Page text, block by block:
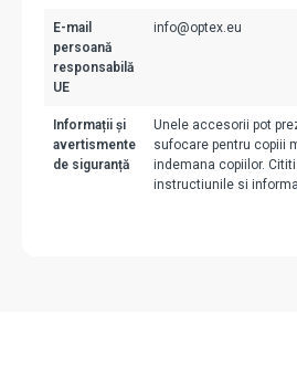
E-mail
persoană
responsabilă
UE
info@optex.eu
Informații și
avertismente
de siguranță
Unele accesorii pot
sufocare pentru copiii
indemana copiilor.
instructiunile si